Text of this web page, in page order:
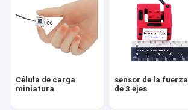
Célula de carga del perno de la carga
A través de la célula de carga del agujero
Arduino de la célula de carga
indicador de la célula de carga
Célula de carga
miniatura
sensor de la fuerza
de 3 ejes